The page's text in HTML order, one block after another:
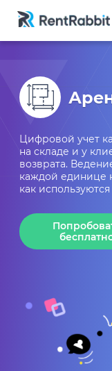
Цифровой учет
на складе и у
возврата.
каждой единице
как